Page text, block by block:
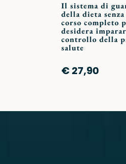
Il sistema di
della dieta
corso completo
desidera
controllo della
salute
€ 27,90